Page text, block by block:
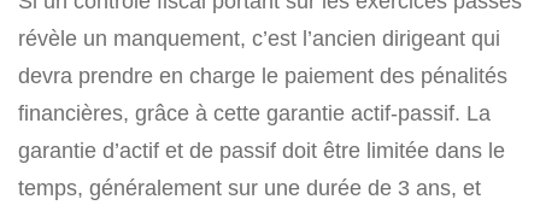
révèle un manquement, c’est l’ancien dirigeant qui
devra prendre en charge le paiement des pénalités
financières, grâce à cette garantie actif-passif. La
garantie d’actif et de passif doit être limitée dans le
temps, généralement sur une durée de 3 ans, et